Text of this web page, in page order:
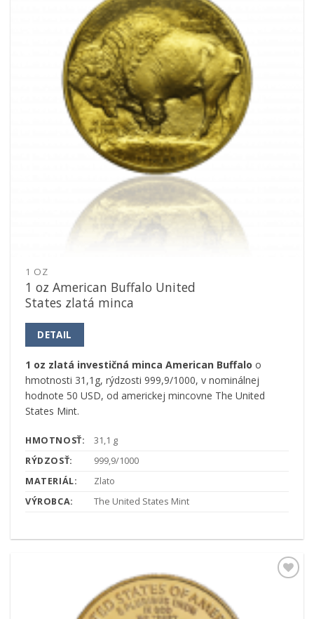
1 OZ
1 oz American Buffalo United
States zlatá minca
DETAIL
1 oz zlatá investičná minca American Buffalo o
hmotnosti 31,1g, rýdzosti 999,9/1000, v nominálnej
hodnote 50 USD, od americkej mincovne The United
States Mint.
HMOTNOSŤ:
31,1 g
RÝDZOSŤ:
999,9/1000
MATERIÁL:
Zlato
VÝROBCA:
The United States Mint